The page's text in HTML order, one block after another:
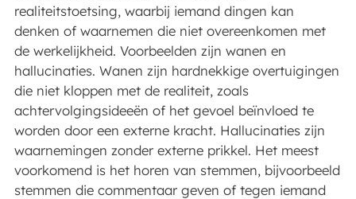
realiteitstoetsing, waarbij iemand dingen kan
denken of waarnemen die niet overeenkomen met
de werkelijkheid. Voorbeelden zijn wanen en
hallucinaties. Wanen zijn hardnekkige overtuigingen
die niet kloppen met de realiteit, zoals
achtervolgingsideeën of het gevoel beïnvloed te
worden door een externe kracht. Hallucinaties zijn
waarnemingen zonder externe prikkel. Het meest
voorkomend is het horen van stemmen, bijvoorbeeld
stemmen die commentaar geven of tegen iemand